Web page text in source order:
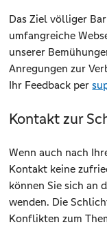
Das Ziel völliger
umfangreiche
unserer
Anregungen zur
Ihr Feedback per
Kontakt zur
Wenn auch nach
Kontakt keine
können Sie sich an
wenden. Die
Konflikten zum